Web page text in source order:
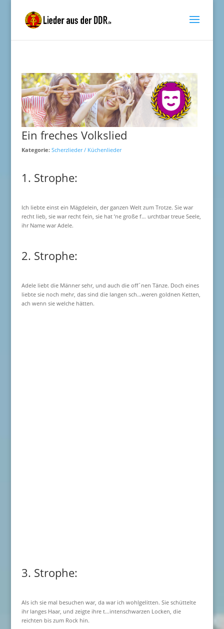
Ein freches Volkslied
Kategorie: Scherzlieder / Küchenlieder
1. Strophe:
Ich liebte einst ein Mägdelein, der ganzen Welt zum Trotze. Sie war
recht lieb, sie war recht fein, sie hat ’ne große f… urchtbar treue Seele,
ihr Name war Adele.
2. Strophe:
Adele liebt die Männer sehr, und auch die off´nen Tänze. Doch eines
liebte sie noch mehr, das sind die langen sch…weren goldnen Ketten,
ach wenn sie welche hätten.
3. Strophe:
Als ich sie mal besuchen war, da war ich wohlgelitten. Sie schüttelte
ihr langes Haar, und zeigte ihre t…intenschwarzen Locken, die
reichten bis zum Rock hin.